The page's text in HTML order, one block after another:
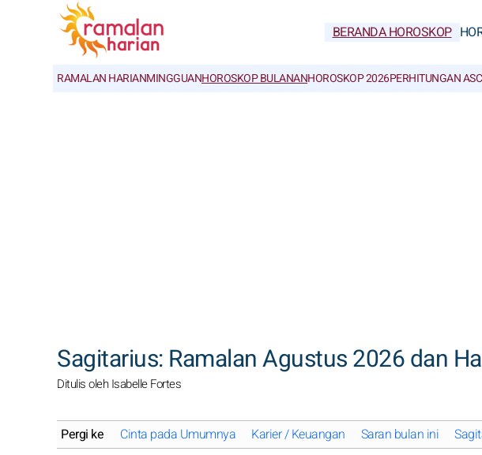
BERANDA HOROSKOP
RAMALAN HARIANMINGGUANHOROSKOP BULANANHOROSKOP 2026PERHITUNGAN
Sagitarius: Ramalan Agustus 2026 dan
Ditulis oleh Isabelle Fortes
Pergi ke Cinta pada Umumnya Karier / Keuangan Saran bulan ini